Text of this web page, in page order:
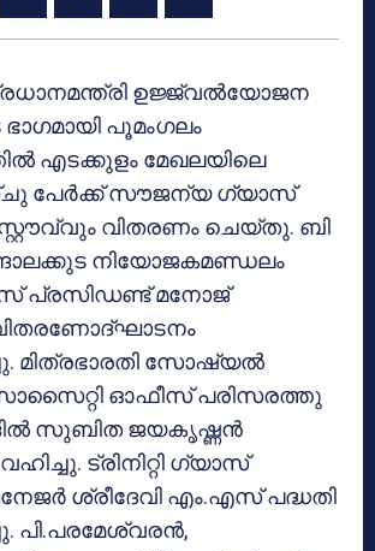
ഉജ്ജ്വല്‍യോജന
പൂമംഗലം
എടക്കുളം മേഖലയിലെ
പേര്‍ക്ക് സൗജന്യ ഗ്യാസ്
വിതരണം ചെയ്തു. ബി
നിയോജകമണ്ഡലം
പ്രസിഡണ്ട് മനോജ്
വിതരണോദ്ഘാടനം
മിത്രഭാരതി സോഷ്യല്‍
ഓഫീസ് പരിസരത്തു
സുബിത ജയകൃഷ്ണന്‍
ട്രിനിറ്റി ഗ്യാസ്
ശ്രീദേവി എം.എസ് പദ്ധതി
പി.പരമേശ്വരന്‍,